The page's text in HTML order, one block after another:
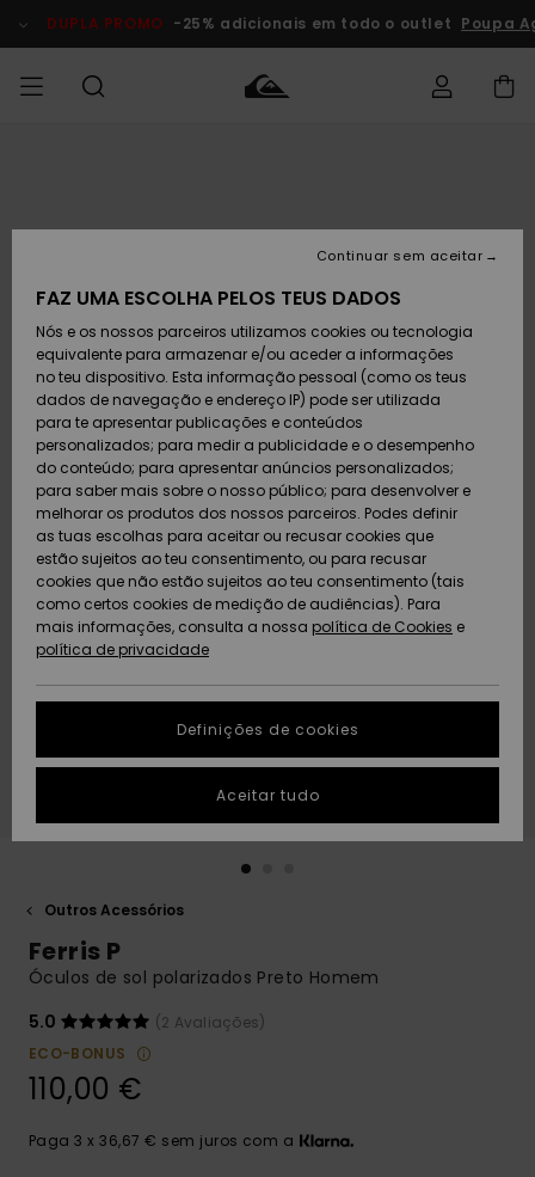
do
DUPLA PROMO -25% adicionais em todo o outlet Poupa
Calçado e
chinelos
Surfe/água
Snow
Artigos
recém-
chegados
Coleções
MENINO
Calçado e
chinelos
Surfe/água
Neve
Artigos
recém-
chegados
Highlights
MULHER
chegados
Highlights
Snow
SURF
Crianças
Highlights
Community
SNOW
Artigos
Criança
Snow Shop
Feminino
Highlights
Community
DUPLA
PROMO
Criança
Outlet
Mulher
AJUDA
Devoluções
Pagamento
Cartão
presente
Quiksilver
Freedom
Protecção de
dados
Guia de
tamanhos
conversa para
obteres a
resposta mais
rápida à tua
respostas
para as
formulário de
SUSTAINABILITY
PRESENTE
DESEJO
Outros Acessórios
Ferris P
Óculos de sol polarizados Preto Homem
5.0
(2 Avaliações)
ECO-BONUS
110,00 €
Paga 3 x 36,67 € sem juros com a
FAZ UMA ESCOLHA PELOS TEUS DADOS
Nós e os nossos parceiros utilizamos cookies ou tecnologia
equivalente para armazenar e/ou aceder a informações
no teu dispositivo. Esta informação pessoal (como os teus
dados de navegação e endereço IP) pode ser utilizada
para te apresentar publicações e conteúdos
personalizados; para medir a publicidade e o desempenho
do conteúdo; para apresentar anúncios personalizados;
para saber mais sobre o nosso público; para desenvolver e
melhorar os produtos dos nossos parceiros. Podes definir
as tuas escolhas para aceitar ou recusar cookies que
estão sujeitos ao teu consentimento, ou para recusar
cookies que não estão sujeitos ao teu consentimento (tais
como certos cookies de medição de audiências). Para
mais informações, consulta a nossa política de Cookies e
política de privacidade
Definições de cookies
Continuar sem aceitar
Aceitar tudo